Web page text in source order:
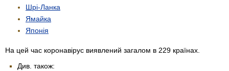
Шрі-Ланка
Ямайка
Японія
На цей час коронавірус виявлений загалом в 229 країнах.
Див. також: